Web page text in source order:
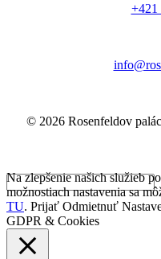
+421
© 2026 Rosenfeldov
Na zlepšenie našich služieb
možnostiach nastavenia sa
TU. Prijať Odmietnuť
GDPR & Cookies